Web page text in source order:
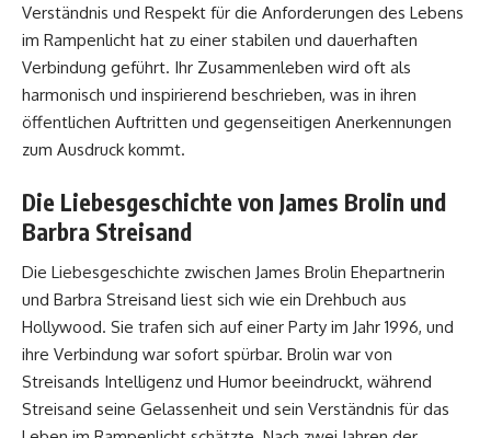
Verständnis und Respekt für die Anforderungen des Lebens
im Rampenlicht hat zu einer stabilen und dauerhaften
Verbindung geführt. Ihr Zusammenleben wird oft als
harmonisch und inspirierend beschrieben, was in ihren
öffentlichen Auftritten und gegenseitigen Anerkennungen
zum Ausdruck kommt.
Die Liebesgeschichte von James Brolin und
Barbra Streisand
Die Liebesgeschichte zwischen James Brolin Ehepartnerin
und Barbra Streisand liest sich wie ein Drehbuch aus
Hollywood. Sie trafen sich auf einer Party im Jahr 1996, und
ihre Verbindung war sofort spürbar. Brolin war von
Streisands Intelligenz und Humor beeindruckt, während
Streisand seine Gelassenheit und sein Verständnis für das